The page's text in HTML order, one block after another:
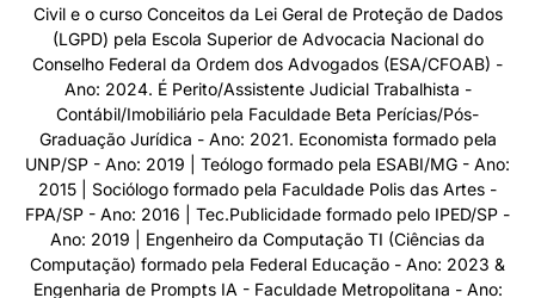
Civil e o curso Conceitos da Lei Geral de Proteção de Dados
(LGPD) pela Escola Superior de Advocacia Nacional do
Conselho Federal da Ordem dos Advogados (ESA/CFOAB) -
Ano: 2024. É Perito/Assistente Judicial Trabalhista -
Contábil/Imobiliário pela Faculdade Beta Perícias/Pós-
Graduação Jurídica - Ano: 2021. Economista formado pela
UNP/SP - Ano: 2019 | Teólogo formado pela ESABI/MG - Ano:
2015 | Sociólogo formado pela Faculdade Polis das Artes -
FPA/SP - Ano: 2016 | Tec.Publicidade formado pelo IPED/SP -
Ano: 2019 | Engenheiro da Computação TI (Ciências da
Computação) formado pela Federal Educação - Ano: 2023 &
Engenharia de Prompts IA - Faculdade Metropolitana - Ano: